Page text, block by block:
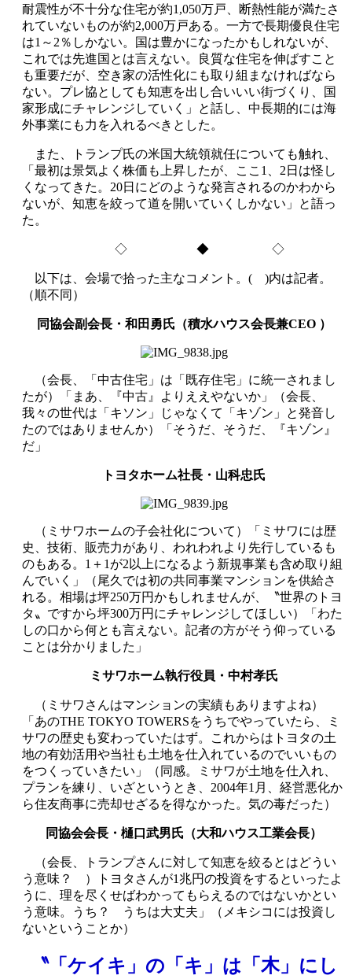
耐震性が不十分な住宅が約1,050万戸、断熱性能が満たさ
れていないものが約2,000万戸ある。一方で長期優良住宅
は1～2％しかない。国は豊かになったかもしれないが、
これでは先進国とは言えない。良質な住宅を伸ばすこと
も重要だが、空き家の活性化にも取り組まなければなら
ない。プレ協としても知恵を出し合いいい街づくり、国
家形成にチャレンジしていく」と話し、中長期的には海
外事業にも力を入れるべきとした。
また、トランプ氏の米国大統領就任についても触れ、
「最初は景気よく株価も上昇したが、ここ1、2日は怪し
くなってきた。20日にどのような発言されるのかわから
ないが、知恵を絞って道を開いていくしかない」と語っ
た。
◇ ◆ ◇
以下は、会場で拾った主なコメント。( )内は記者。
（順不同）
同協会副会長・和田勇氏（積水ハウス会長兼CEO ）
（会長、「中古住宅」は「既存住宅」に統一されまし
たが）「まあ、『中古』よりええやないか」（会長、
我々の世代は「キソン」じゃなくて「キゾン」と発音し
たのではありませんか）「そうだ、そうだ、『キゾン』
だ」
トヨタホーム社長・山科忠氏
（ミサワホームの子会社化について）「ミサワには歴
史、技術、販売力があり、われわれより先行しているも
のもある。1＋1が2以上になるよう新規事業も含め取り組
んでいく」（尾久では初の共同事業マンションを供給さ
れる。相場は坪250万円かもしれませんが、〝世界のトヨ
タ〟ですから坪300万円にチャレンジしてほしい）「わた
しの口から何とも言えない。記者の方がそう仰っている
ことは分かりました」
ミサワホーム執行役員・中村孝氏
（ミサワさんはマンションの実績もありますよね）
「あのTHE TOKYO TOWERSをうちでやっていたら、ミ
サワの歴史も変わっていたはず。これからはトヨタの土
地の有効活用や当社も土地を仕入れているのでいいもの
をつくっていきたい」（同感。ミサワが土地を仕入れ、
プランを練り、いざというとき、2004年1月、経営悪化か
ら住友商事に売却せざるを得なかった。気の毒だった）
同協会会長・樋口武男氏（大和ハウス工業会長）
（会長、トランプさんに対して知恵を絞るとはどうい
う意味？ ）トヨタさんが1兆円の投資をするといったよ
うに、理を尽くせばわかってもらえるのではないかとい
う意味。うち？ うちは大丈夫」（メキシコには投資し
ないということか）
〝「ケイキ」の「キ」は「木」にし